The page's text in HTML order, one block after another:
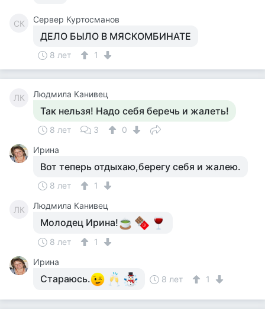
СК Сервер Куртосманов
ДЕЛО БЫЛО В МЯСКОМБИНАТЕ
8 лет 1
ЛК Людмила Канивец
Так нельзя! Надо себя беречь и жалеть!
8 лет 3
0
Ирина
Вот теперь отдыхаю,берегу себя и жалею.
8 лет 1
ЛК Людмила Канивец
Молодец Ирина!
8 лет
1
Ирина
Стараюсь. 8 лет 1